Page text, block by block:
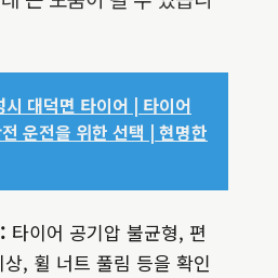
시 대덕면 타이어 | 타이어
운전을 위한 선택 | 현명한
타이어 공기압 불균형, 편
, 휠 너트 풀림 등을 확인